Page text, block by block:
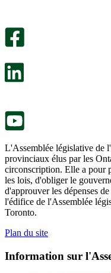
L'Assemblée législative de
provinciaux élus par les
circonscription. Elle a pour
les lois, d'obliger le
d'approuver les dépenses
l'édifice de l'Assemblée
Toronto.
Plan du site
Information sur